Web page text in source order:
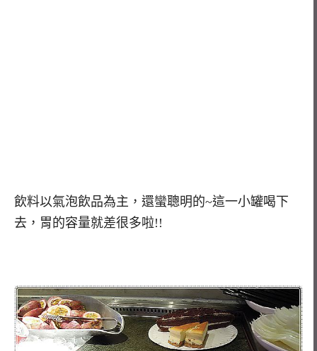
飲料以氣泡飲品為主，還蠻聰明的~這一小罐喝下
去，胃的容量就差很多啦!!